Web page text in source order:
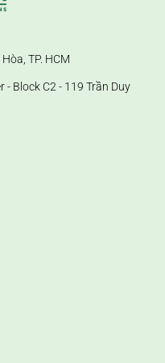
TP. HCM
- Block C2 - 119 Trần Duy